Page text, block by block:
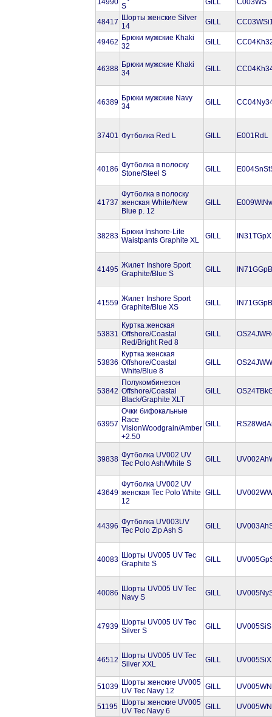
S
48417 Шорты женские Silver
14
GILL
49462 Брюки мужские Khaki
32
GILL
46388 Брюки мужские Khaki
34
GILL
46389 Брюки мужские Navy
34
GILL
37401 Футболка Red L GILL E001RdL
40186 Футболка в полоску
Stone/Steel S
GILL
41737
Футболка в полоску
женская White/New
Blue р. 12
GILL
38283 Брюки Inshore-Lite
Waistpants Graphite XL
GILL
41495 Жилет Inshore Sport
Graphite/Blue S
GILL
41559 Жилет Inshore Sport
Graphite/Blue XS
GILL
53831
Куртка женская
Offshore/Coastal
Red/Bright Red 8
GILL
53836
Куртка женская
Offshore/Coastal
White/Blue 8
GILL
53842
Полукомбинезон
Offshore/Coastal
Black/Graphite XLT
GILL
63957
Очки бифокальные
Race
VisionWoodgrain/Amber
+2.50
GILL
39838 Футболка UV002 UV
Tec Polo Ash/White S
GILL
43649
Футболка UV002 UV
женская Tec Polo White
12
GILL
44396 Футболка UV003UV
Tec Polo Zip Ash S
GILL
40083 Шорты UV005 UV Tec
Graphite S
GILL
40086 Шорты UV005 UV Tec
Navy S
GILL
47939 Шорты UV005 UV Tec
Silver S
GILL UV005SiS
46512 Шорты UV005 UV Tec
Silver XXL
GILL
51039 Шорты женские UV005
UV Tec Navy 12
GILL
51195 Шорты женские UV005
UV Tec Navy 6
GILL